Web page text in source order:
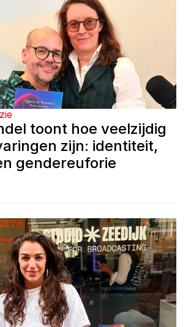
toont hoe veelzijdig
zijn: identiteit,
gendereuforie